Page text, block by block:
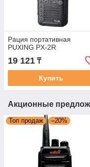
Рация портативная
PUXING PX-2R
19 121 ₸
Купить
Акционные
Топ продаж –20%